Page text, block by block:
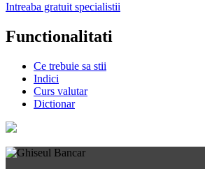
Intreaba gratuit specialistii
Functionalitati
Ce trebuie sa stii
Indici
Curs valutar
Dictionar